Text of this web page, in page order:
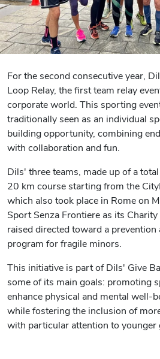
For the second consecutive year,
Loop Relay, the first team relay
corporate world. This sporting
traditionally seen as an individual
building opportunity, combining
with collaboration and fun.
Dils' three teams, made up of a
20 km course starting from the
which also took place in Rome on
Sport Senza Frontiere as its
raised directed toward a
program for fragile minors.
This initiative is part of Dils' Give
some of its main goals: promoting
enhance physical and mental well-
while fostering the inclusion of
with particular attention to younger